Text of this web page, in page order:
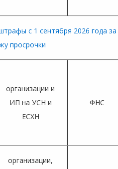
с 1 сентября 2026 года за
просрочки
организации и
ИП на УСН и
ЕСХН
ФНС
организации,